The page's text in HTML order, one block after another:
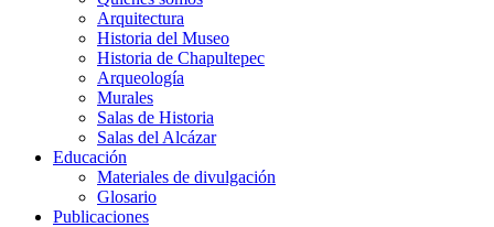
Arquitectura
Historia del Museo
Historia de Chapultepec
Arqueología
Murales
Salas de Historia
Salas del Alcázar
Educación
Materiales de divulgación
Glosario
Publicaciones